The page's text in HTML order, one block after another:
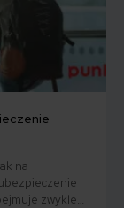
na
zwykle